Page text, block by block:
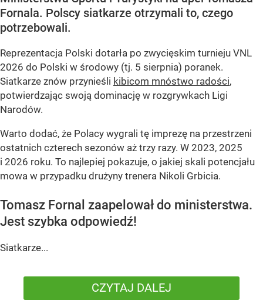
Fornala. Polscy siatkarze otrzymali to, czego
potrzebowali.
Reprezentacja Polski dotarła po zwycięskim turnieju VNL
2026 do Polski w środowy (tj. 5 sierpnia) poranek.
Siatkarze znów przynieśli kibicom mnóstwo radości,
potwierdzając swoją dominację w rozgrywkach Ligi
Narodów.
Warto dodać, że Polacy wygrali tę imprezę na przestrzeni
ostatnich czterech sezonów aż trzy razy. W 2023, 2025
i 2026 roku. To najlepiej pokazuje, o jakiej skali potencjału
mowa w przypadku drużyny trenera Nikoli Grbicia.
Tomasz Fornal zaapelował do ministerstwa.
Jest szybka odpowiedź!
Siatkarze...
CZYTAJ DALEJ